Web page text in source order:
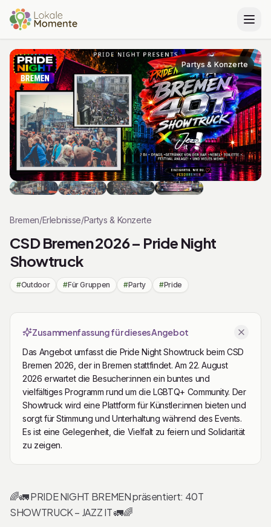
Zu Tickets springen
Partys & Konzerte
Klicken Sie auf den Play-Button, um das Video abzuspielen.
Bremen/Erlebnisse/Partys & Konzerte
CSD Bremen 2026 – Pride Night
Showtruck
#Outdoor #Für Gruppen #Party #Pride
Zusammenfassung für dieses Angebot
Das Angebot umfasst die Pride Night Showtruck beim CSD
Bremen 2026, der in Bremen stattfindet. Am 22. August
2026 erwartet die Besucher:innen ein buntes und
vielfältiges Programm rund um die LGBTQ+ Community. Der
Showtruck wird eine Plattform für Künstler:innen bieten und
sorgt für Stimmung und Unterhaltung während des Events.
Es ist eine Gelegenheit, die Vielfalt zu feiern und Solidarität
zu zeigen.
Beschreibung
🌈🚛 PRIDE NIGHT BREMEN präsentiert: 40T
SHOWTRUCK – JAZZ IT 🚛🌈